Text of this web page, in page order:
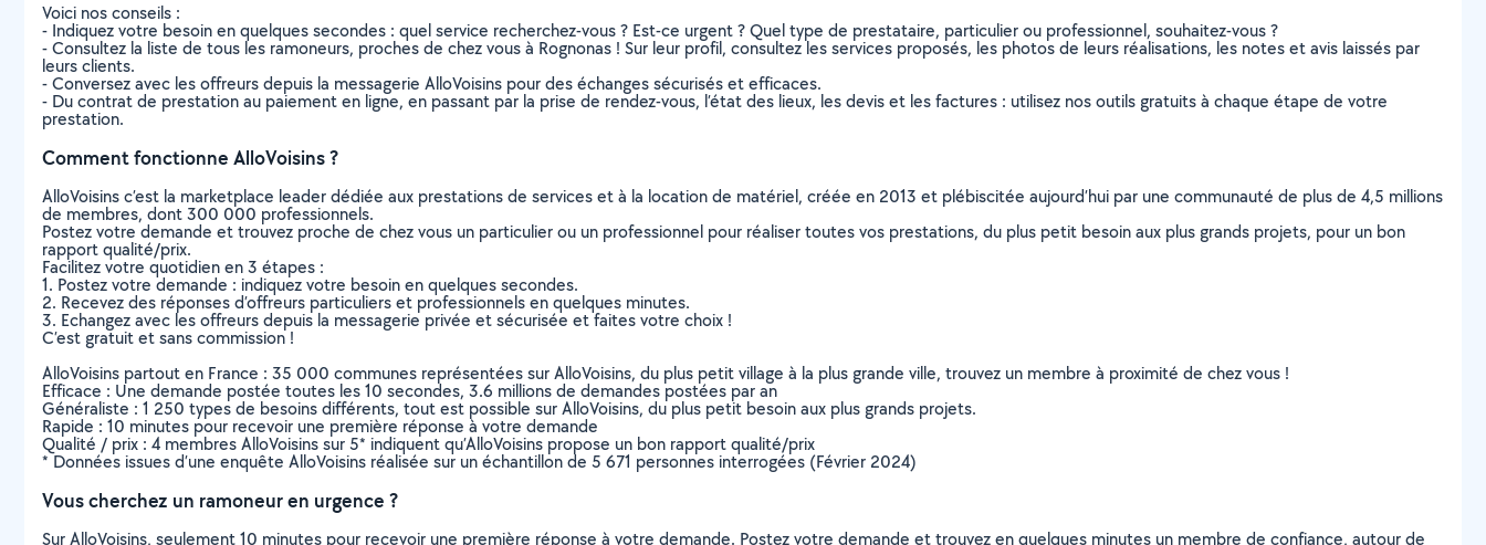
Voici nos conseils :
- Indiquez votre besoin en quelques secondes : quel service recherchez-vous ? Est-ce urgent ? Quel type de prestataire, particulier ou professionnel, souhaitez-vous ?
- Consultez la liste de tous les ramoneurs, proches de chez vous à Rognonas ! Sur leur profil, consultez les services proposés, les photos de leurs réalisations, les notes et avis laissés par
leurs clients.
- Conversez avec les offreurs depuis la messagerie AlloVoisins pour des échanges sécurisés et efficaces.
- Du contrat de prestation au paiement en ligne, en passant par la prise de rendez-vous, l’état des lieux, les devis et les factures : utilisez nos outils gratuits à chaque étape de votre
prestation.
Comment fonctionne AlloVoisins ?
AlloVoisins c’est la marketplace leader dédiée aux prestations de services et à la location de matériel, créée en 2013 et plébiscitée aujourd’hui par une communauté de plus de 4,5 millions
de membres, dont 300 000 professionnels.
Postez votre demande et trouvez proche de chez vous un particulier ou un professionnel pour réaliser toutes vos prestations, du plus petit besoin aux plus grands projets, pour un bon
rapport qualité/prix.
Facilitez votre quotidien en 3 étapes :
1. Postez votre demande : indiquez votre besoin en quelques secondes.
2. Recevez des réponses d’offreurs particuliers et professionnels en quelques minutes.
3. Echangez avec les offreurs depuis la messagerie privée et sécurisée et faites votre choix !
C’est gratuit et sans commission !
AlloVoisins partout en France : 35 000 communes représentées sur AlloVoisins, du plus petit village à la plus grande ville, trouvez un membre à proximité de chez vous !
Efficace : Une demande postée toutes les 10 secondes, 3.6 millions de demandes postées par an
Généraliste : 1 250 types de besoins différents, tout est possible sur AlloVoisins, du plus petit besoin aux plus grands projets.
Rapide : 10 minutes pour recevoir une première réponse à votre demande
Qualité / prix : 4 membres AlloVoisins sur 5* indiquent qu’AlloVoisins propose un bon rapport qualité/prix
* Données issues d’une enquête AlloVoisins réalisée sur un échantillon de 5 671 personnes interrogées (Février 2024)
Vous cherchez un ramoneur en urgence ?
Sur AlloVoisins, seulement 10 minutes pour recevoir une première réponse à votre demande. Postez votre demande et trouvez en quelques minutes un membre de confiance, autour de